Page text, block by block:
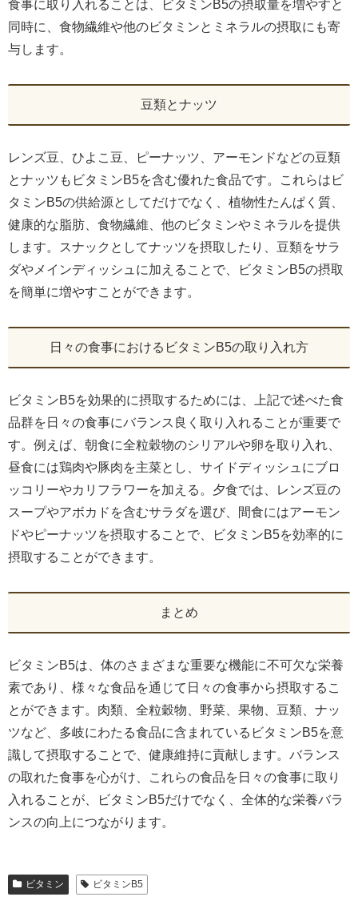
食事に取り入れることは、ビタミンB5の摂取量を増やすと
同時に、食物繊維や他のビタミンとミネラルの摂取にも寄
与します。
豆類とナッツ
レンズ豆、ひよこ豆、ピーナッツ、アーモンドなどの豆類
とナッツもビタミンB5を含む優れた食品です。これらはビ
タミンB5の供給源としてだけでなく、植物性たんぱく質、
健康的な脂肪、食物繊維、他のビタミンやミネラルを提供
します。スナックとしてナッツを摂取したり、豆類をサラ
ダやメインディッシュに加えることで、ビタミンB5の摂取
を簡単に増やすことができます。
日々の食事におけるビタミンB5の取り入れ方
ビタミンB5を効果的に摂取するためには、上記で述べた食
品群を日々の食事にバランス良く取り入れることが重要で
す。例えば、朝食に全粒穀物のシリアルや卵を取り入れ、
昼食には鶏肉や豚肉を主菜とし、サイドディッシュにブロ
ッコリーやカリフラワーを加える。夕食では、レンズ豆の
スープやアボカドを含むサラダを選び、間食にはアーモン
ドやピーナッツを摂取することで、ビタミンB5を効率的に
摂取することができます。
まとめ
ビタミンB5は、体のさまざまな重要な機能に不可欠な栄養
素であり、様々な食品を通じて日々の食事から摂取するこ
とができます。肉類、全粒穀物、野菜、果物、豆類、ナッ
ツなど、多岐にわたる食品に含まれているビタミンB5を意
識して摂取することで、健康維持に貢献します。バランス
の取れた食事を心がけ、これらの食品を日々の食事に取り
入れることが、ビタミンB5だけでなく、全体的な栄養バラ
ンスの向上につながります。
ビタミン ビタミンB5